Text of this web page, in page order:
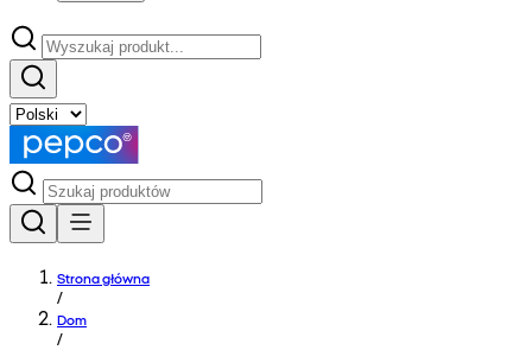
Strona główna
/
Dom
/